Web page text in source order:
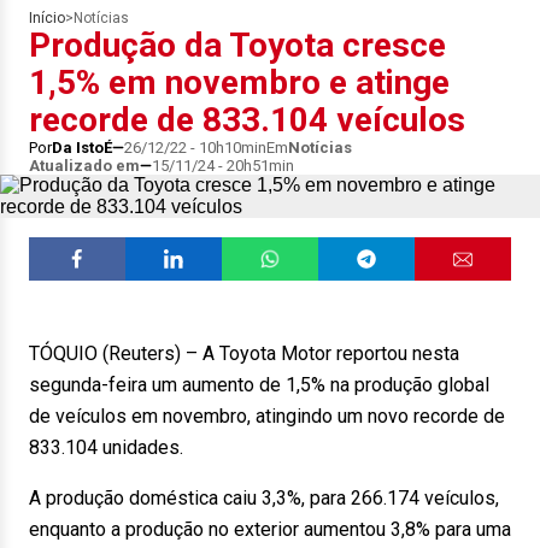
Início> Notícias
Produção da Toyota cresce
1,5% em novembro e atinge
recorde de 833.104 veículos
PorDa IstoÉ 26/12/22 - 10h10minEmNotícias
Atualizado em
15/11/24 - 20h51min
TÓQUIO (Reuters) – A Toyota Motor reportou nesta
segunda-feira um aumento de 1,5% na produção global
de veículos em novembro, atingindo um novo recorde de
833.104 unidades.
A produção doméstica caiu 3,3%, para 266.174 veículos,
enquanto a produção no exterior aumentou 3,8% para uma